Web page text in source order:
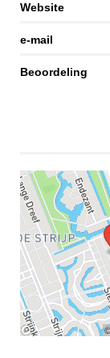
Website
e-mail
Beoordeling